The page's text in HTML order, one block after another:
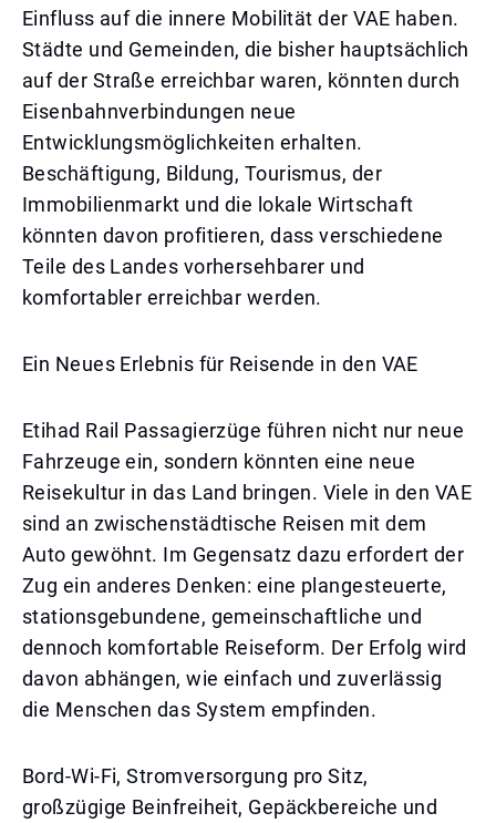
Einfluss auf die innere Mobilität der VAE haben.
Städte und Gemeinden, die bisher hauptsächlich
auf der Straße erreichbar waren, könnten durch
Eisenbahnverbindungen neue
Entwicklungsmöglichkeiten erhalten.
Beschäftigung, Bildung, Tourismus, der
Immobilienmarkt und die lokale Wirtschaft
könnten davon profitieren, dass verschiedene
Teile des Landes vorhersehbarer und
komfortabler erreichbar werden.
Ein Neues Erlebnis für Reisende in den VAE
Etihad Rail Passagierzüge führen nicht nur neue
Fahrzeuge ein, sondern könnten eine neue
Reisekultur in das Land bringen. Viele in den VAE
sind an zwischenstädtische Reisen mit dem
Auto gewöhnt. Im Gegensatz dazu erfordert der
Zug ein anderes Denken: eine plangesteuerte,
stationsgebundene, gemeinschaftliche und
dennoch komfortable Reiseform. Der Erfolg wird
davon abhängen, wie einfach und zuverlässig
die Menschen das System empfinden.
Bord-Wi-Fi, Stromversorgung pro Sitz,
großzügige Beinfreiheit, Gepäckbereiche und